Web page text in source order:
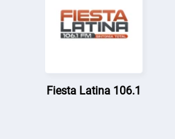
Fiesta Latina 106.1